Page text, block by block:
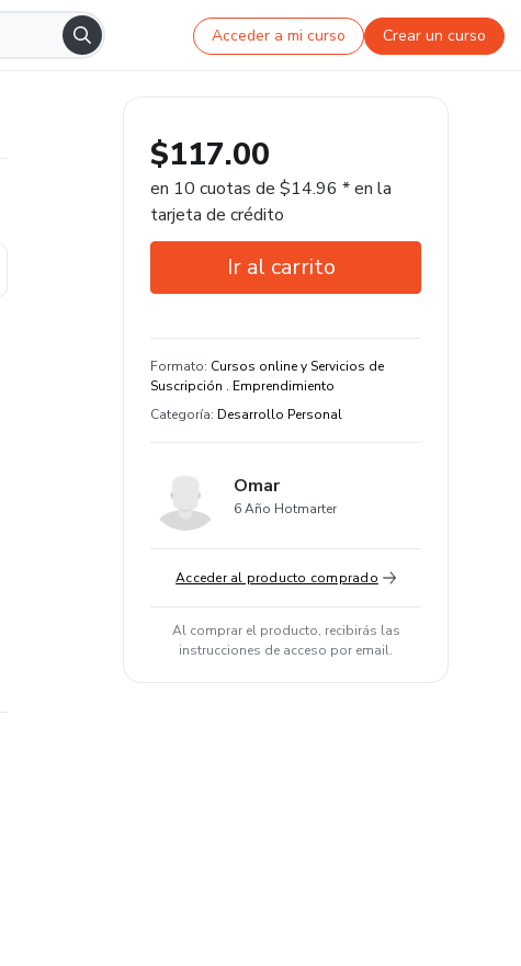
Acceder a mi curso Crear un curso
$117.00
en 10 cuotas de $14.96 * en la
tarjeta de crédito
Ir al carrito
Estudia a tu manera y en cualquier
dispositivo
Formato: Cursos online y Servicios de
Suscripción . Emprendimiento
Categoría: Desarrollo Personal
Omar
6 Año Hotmarter
Acceder al producto comprado
Al comprar el producto, recibirás las
instrucciones de acceso por email.